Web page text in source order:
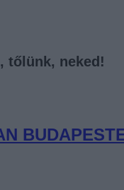
tőlünk, neked!